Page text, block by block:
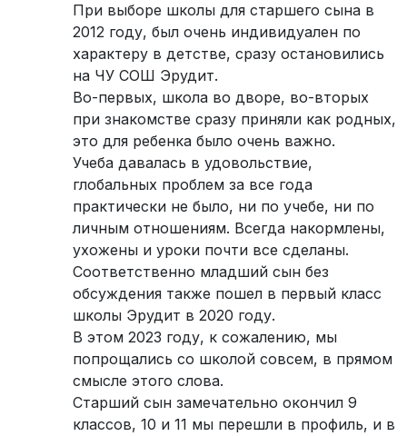
При выборе школы для старшего сына в
2012 году, был очень индивидуален по
характеру в детстве, сразу остановились
на ЧУ СОШ Эрудит.
Во-первых, школа во дворе, во-вторых
при знакомстве сразу приняли как родных,
это для ребенка было очень важно.
Учеба давалась в удовольствие,
глобальных проблем за все года
практически не было, ни по учебе, ни по
личным отношениям. Всегда накормлены,
ухожены и уроки почти все сделаны.
Соответственно младший сын без
обсуждения также пошел в первый класс
школы Эрудит в 2020 году.
В этом 2023 году, к сожалению, мы
попрощались со школой совсем, в прямом
смысле этого слова.
Старший сын замечательно окончил 9
классов, 10 и 11 мы перешли в профиль, и в